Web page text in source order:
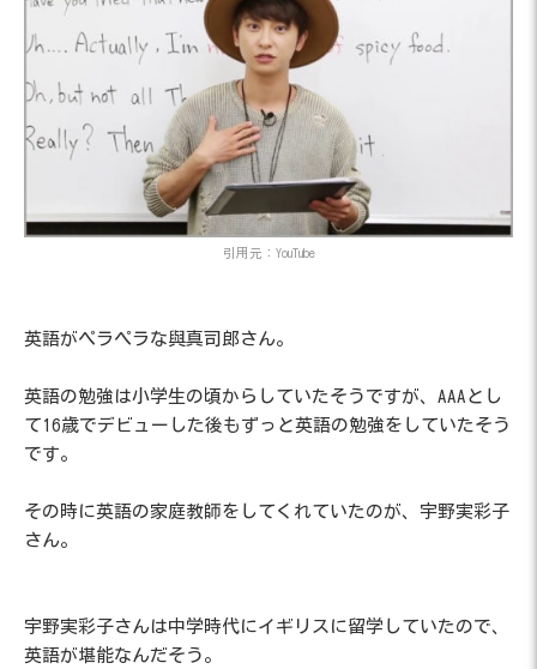
引用元：YouTube
英語がペラペラな與真司郎さん。
英語の勉強は小学生の頃からしていたそうですが、AAAとし
て16歳でデビューした後もずっと英語の勉強をしていたそう
です。
その時に英語の家庭教師をしてくれていたのが、宇野実彩子
さん。
宇野実彩子さんは中学時代にイギリスに留学していたので、
英語が堪能なんだそう。